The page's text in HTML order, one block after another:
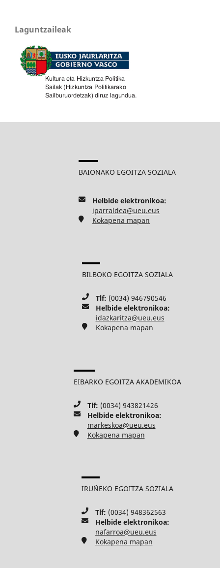
Laguntzaileak
BAIONAKO EGOITZA SOZIALA
Helbide elektronikoa:
iparraldea@ueu.eus
Kokapena mapan
BILBOKO EGOITZA SOZIALA
Tlf: (0034) 946790546
Helbide elektronikoa:
idazkaritza@ueu.eus
Kokapena mapan
EIBARKO EGOITZA AKADEMIKOA
Tlf: (0034) 943821426
Helbide elektronikoa:
markeskoa@ueu.eus
Kokapena mapan
IRUÑEKO EGOITZA SOZIALA
Tlf: (0034) 948362563
Helbide elektronikoa:
nafarroa@ueu.eus
Kokapena mapan